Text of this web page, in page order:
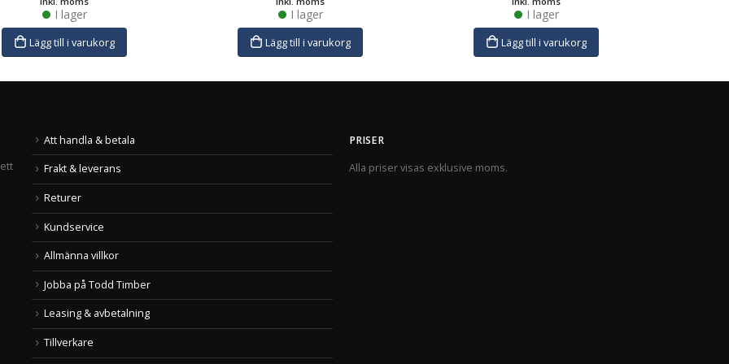
I lager
Lägg till i varukorg
I lager
Lägg till i varukorg
I lager
Lägg till i varukorg
Att handla & betala
Frakt & leverans
Returer
Kundservice
Allmänna villkor
Jobba på Todd Timber
Leasing & avbetalning
Tillverkare
PRISER
Alla priser visas exklusive moms.